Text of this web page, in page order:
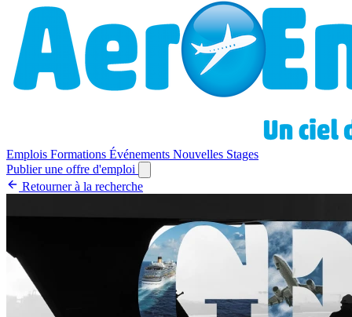
Emplois Formations Événements Nouvelles Stages
Publier une offre d'emploi
Retourner à la recherche